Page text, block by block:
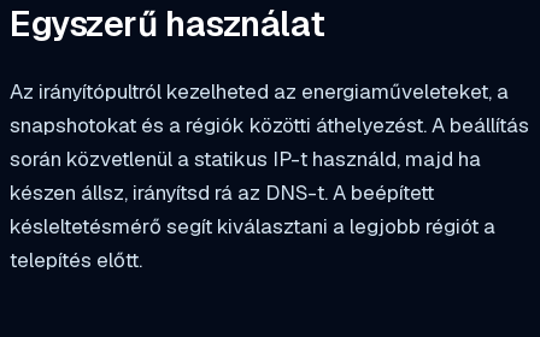
Egyszerű használat
Az irányítópultról kezelheted az energiaműveleteket, a
snapshotokat és a régiók közötti áthelyezést. A beállítás
során közvetlenül a statikus IP-t használd, majd ha
készen állsz, irányítsd rá az DNS-t. A beépített
késleltetésmérő segít kiválasztani a legjobb régiót a
telepítés előtt.